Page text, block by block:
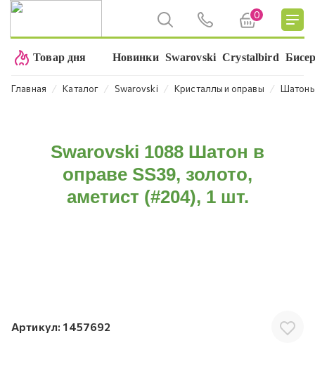
0
Товар дня Новинки Swarovski Crystalbird
Главная ⁄ Каталог ⁄ Swarovski ⁄ Кристаллы и оправы ⁄
Swarovski 1088 Шатон в
оправе SS39, золото,
аметист (#204), 1 шт.
Артикул: 1457692